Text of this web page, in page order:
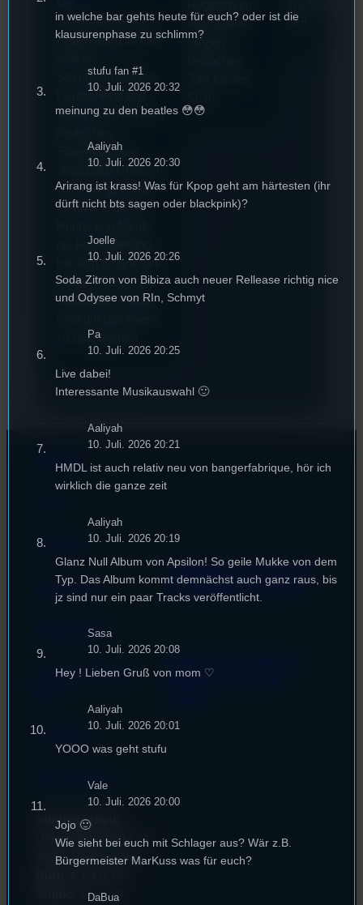
Stummfilmwoche in
Regensburg ist das
Stummfilmfestivals
wurde auch mit dem
Stummfilmpreis
2022 gekürt. Diesen
Sommer geht das
Festival in die 44.
die Festivalleitung,
hat sich für uns Zeit
genommen um die
wichtigsten Fragen
zu beantworten.
aus? Diese
Fragen
Ort!
Satzung
Impressum
Datenschutz
Cookie-Richtlinie
Empfang
Unterstützt vom Lehrstuhl
für Medienwissenschaft
Start your own radio
Studentenfunk
Universitätsstraße 31
93053 Regensburg
SH 1.39
in welche bar gehts heute für euch? oder ist die
klausurenphase zu schlimm?
stufu fan #1
10. Juli. 2026 20:32
meinung zu den beatles 😳😳
Aaliyah
10. Juli. 2026 20:30
Arirang ist krass! Was für Kpop geht am härtesten (ihr
dürft nicht bts sagen oder blackpink)?
Joelle
10. Juli. 2026 20:26
Soda Zitron von Bibiza auch neuer Rellease richtig nice
und Odysee von RIn, Schmyt
Pa
10. Juli. 2026 20:25
Live dabei!
Interessante Musikauswahl 🙂
Aaliyah
10. Juli. 2026 20:21
HMDL ist auch relativ neu von bangerfabrique, hör ich
wirklich die ganze zeit
Aaliyah
10. Juli. 2026 20:19
Glanz Null Album von Apsilon! So geile Mukke von dem
Typ. Das Album kommt demnächst auch ganz raus, bis
jz sind nur ein paar Tracks veröffentlicht.
Sasa
10. Juli. 2026 20:08
Hey ! Lieben Gruß von mom ♡
Aaliyah
10. Juli. 2026 20:01
YOOO was geht stufu
Vale
10. Juli. 2026 20:00
Jojo 🙂
Wie sieht bei euch mit Schlager aus? Wär z.B.
Bürgermeister MarKuss was für euch?
DaBua